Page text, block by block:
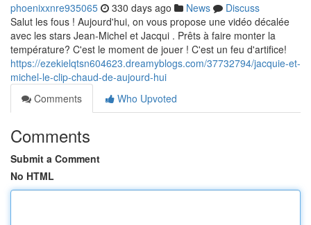
phoenixxnre935065 330 days ago News
Discuss
Salut les fous ! Aujourd'hui, on vous propose une vidéo décalée
avec les stars Jean-Michel et Jacqui . Prêts à faire monter la
température? C'est le moment de jouer ! C'est un feu d'artifice!
https://ezekielqtsn604623.dreamyblogs.com/37732794/jacquie-et-
michel-le-clip-chaud-de-aujourd-hui
Comments
Who Upvoted
Comments
Submit a Comment
No HTML